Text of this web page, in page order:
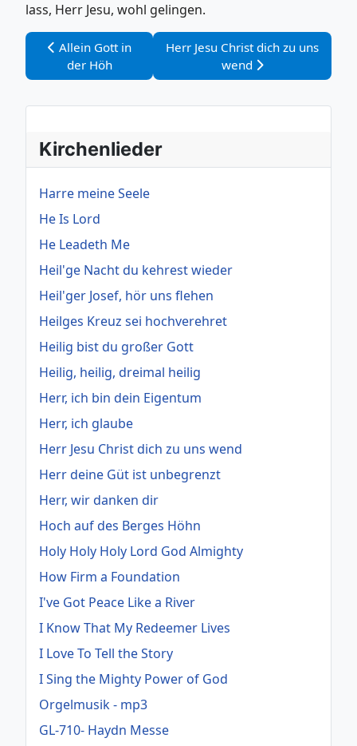
lass, Herr Jesu, wohl gelingen.
Vorheriger Beitrag: Allein Gott in der Höh
Allein Gott in
der Höh
Nächster Beitrag: Herr Jesu
Herr Jesu Christ dich zu uns
wend
Kirchenlieder
Harre meine Seele
He Is Lord
He Leadeth Me
Heil'ge Nacht du kehrest wieder
Heil'ger Josef, hör uns flehen
Heilges Kreuz sei hochverehret
Heilig bist du großer Gott
Heilig, heilig, dreimal heilig
Herr, ich bin dein Eigentum
Herr, ich glaube
Herr Jesu Christ dich zu uns wend
Herr deine Güt ist unbegrenzt
Herr, wir danken dir
Hoch auf des Berges Höhn
Holy Holy Holy Lord God Almighty
How Firm a Foundation
I've Got Peace Like a River
I Know That My Redeemer Lives
I Love To Tell the Story
I Sing the Mighty Power of God
Orgelmusik - mp3
GL-710- Haydn Messe